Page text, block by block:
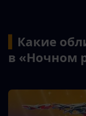
Какие
в «Ночном